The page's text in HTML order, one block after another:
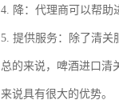
4. 降：代理商可以帮助
5. 提供服务：除了清关
总的来说，啤酒进口清
来说具有很大的优势。